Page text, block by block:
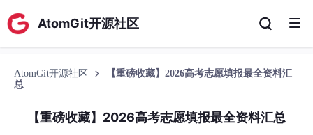
AtomGit开源社区
AtomGit开源社区
【重磅收藏】2026高考志愿填报最全资料汇
总
【重磅收藏】2026高考志愿填报最全资料汇总